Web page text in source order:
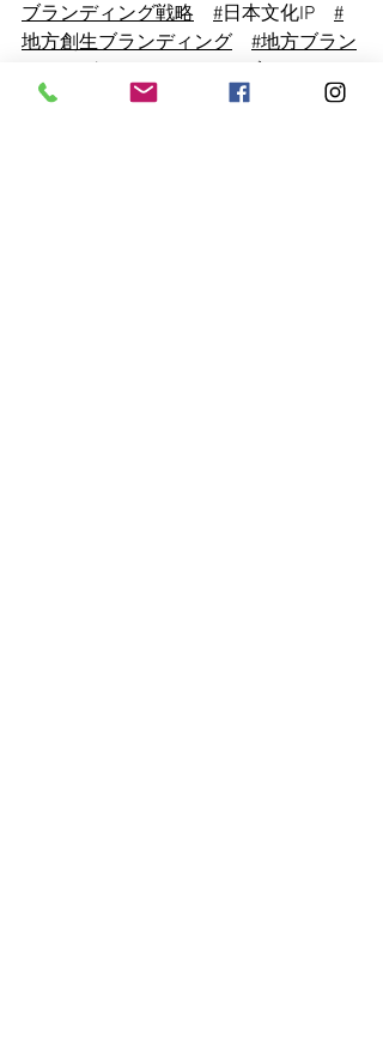
ブランディング戦略
#日本文化IP
#
地方創生ブランディング
#地方ブラン
グ
#ストーリーテリング
#日本酒ブ